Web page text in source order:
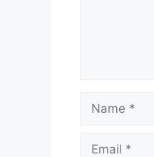
Name
Email